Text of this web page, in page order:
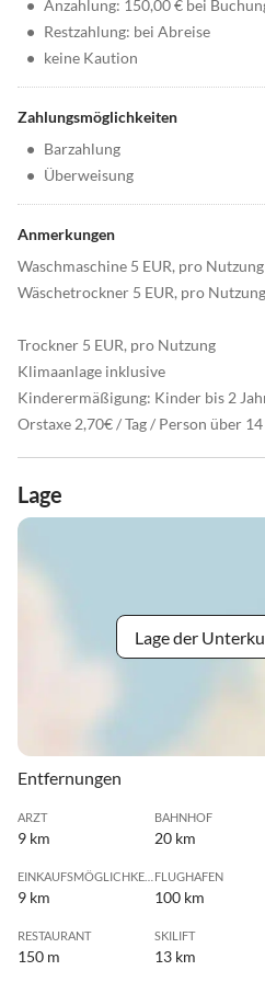
• Anzahlung: 150,00 € bei
• Restzahlung: bei Abreise
• keine Kaution
Zahlungsmöglichkeiten
• Barzahlung
• Überweisung
Anmerkungen
Waschmaschine 5 EUR, pro Nutzung
Wäschetrockner 5 EUR, pro Nutzung
Trockner 5 EUR, pro Nutzung
Klimaanlage inklusive
Kinderermäßigung: Kinder bis 2
Orstaxe 2,70€ / Tag / Person über
Lage
Lage der
Entfernungen
ARZT
9 km
BAHNHOF
20 km
9 km
FLUGHAFEN
100 km
RESTAURANT
150 m
SKILIFT
13 km